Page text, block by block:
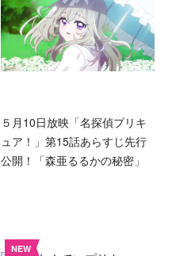
５月10日放映「名探偵プリキ
ュア！」第15話あらすじ先行
公開！「森亜るるかの秘密」
NEW